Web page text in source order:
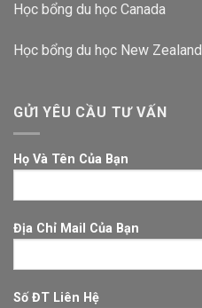
Học bổng du học Canada
Học bổng du học New Zealand
GỬI YÊU CẦU TƯ VẤN
Họ Và Tên Của Bạn
Địa Chỉ Mail Của Bạn
Số ĐT Liên Hệ